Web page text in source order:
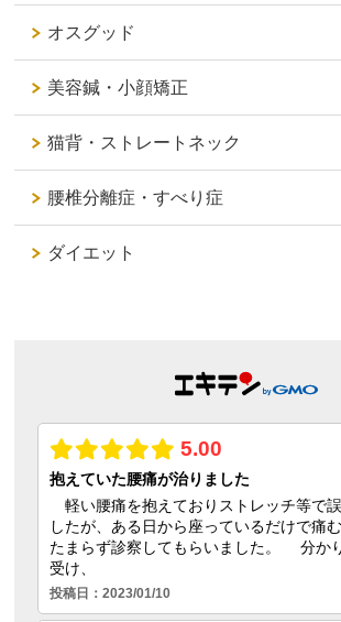
オスグッド
美容鍼・小顔矯正
猫背・ストレートネック
腰椎分離症・すべり症
ダイエット